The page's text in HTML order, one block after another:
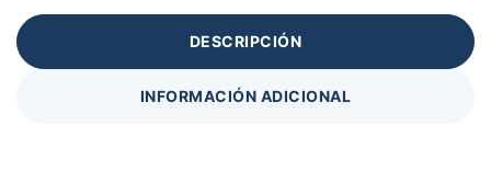
DESCRIPCIÓN
INFORMACIÓN ADICIONAL